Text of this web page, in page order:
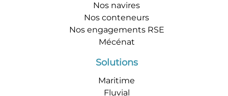
Nos navires
Nos conteneurs
Nos engagements RSE
Mécénat
Solutions
Maritime
Fluvial